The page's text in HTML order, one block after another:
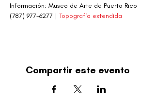
Información: Museo de Arte de Puerto Rico
(787) 977-6277 | Topografía extendida
Compartir este evento